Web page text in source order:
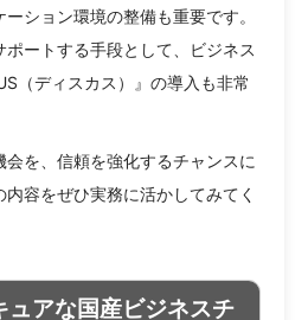
ション環境の整備も重要です。
ートする手段として、ビジネス
（ディスカス）』の導入も非常
を、信頼を強化するチャンスに
容をぜひ実務に活かしてみてく
ュアな国産ビジネスチ